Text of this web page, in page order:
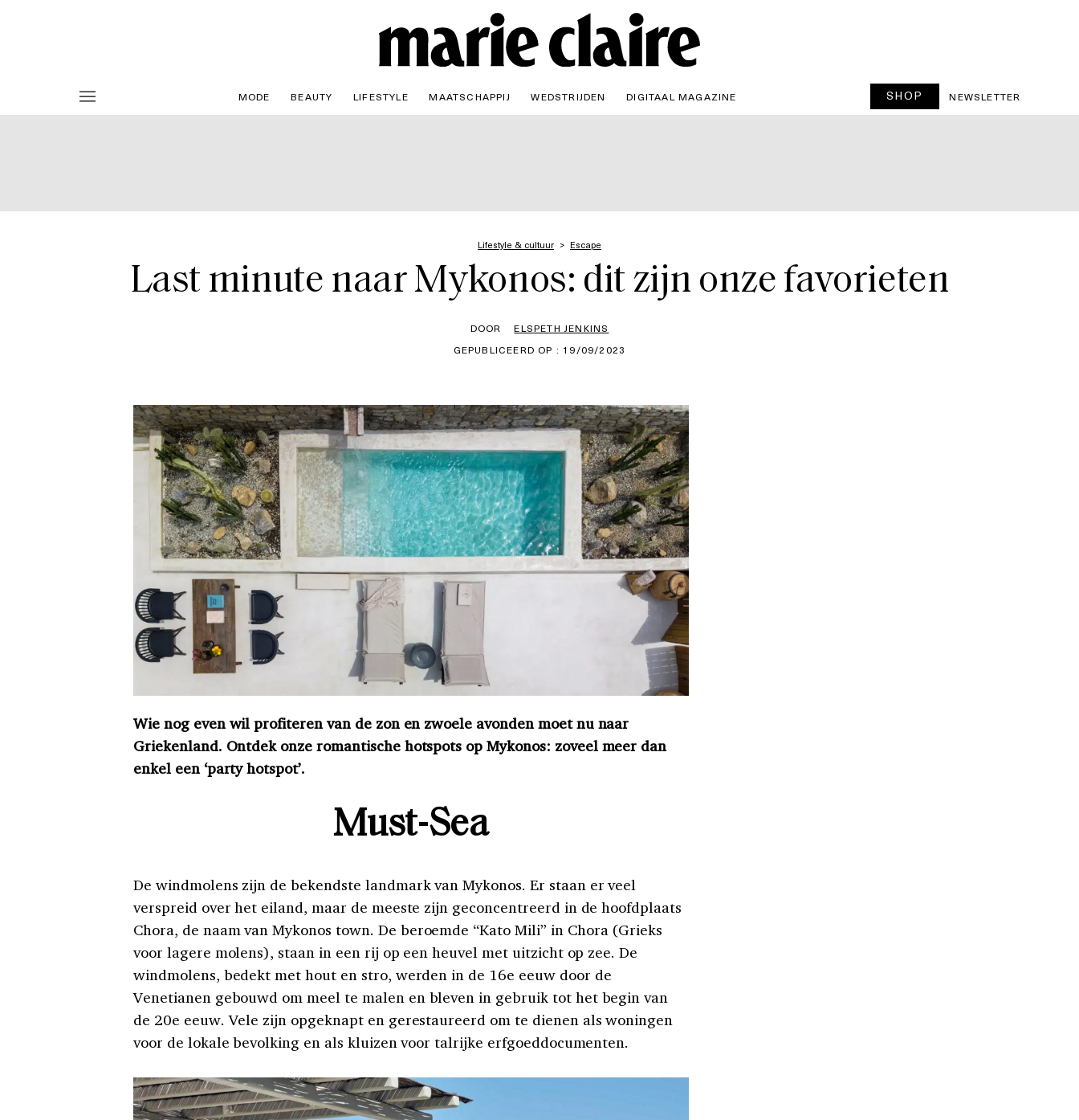
MODE BEAUTY LIFESTYLE MAATSCHAPPIJ WEDSTRIJDEN DIGITAAL MAGAZINE SHOP NEWSLETTER
Lifestyle & cultuur Escape
Last minute naar Mykonos: dit zijn onze favorieten
DOOR
ELSPETH JENKINS
GEPUBLICEERD OP : 19/09/2023
Wie nog even wil profiteren van de zon en zwoele avonden moet nu naar
Griekenland. Ontdek onze romantische hotspots op Mykonos: zoveel meer dan
enkel een ‘party hotspot’.
Must-Sea
De windmolens zijn de bekendste landmark van Mykonos. Er staan er veel
verspreid over het eiland, maar de meeste zijn geconcentreerd in de hoofdplaats
Chora, de naam van Mykonos town. De beroemde “Kato Mili” in Chora (Grieks
voor lagere molens), staan in een rij op een heuvel met uitzicht op zee. De
windmolens, bedekt met hout en stro, werden in de 16e eeuw door de
Venetianen gebouwd om meel te malen en bleven in gebruik tot het begin van
de 20e eeuw. Vele zijn opgeknapt en gerestaureerd om te dienen als woningen
voor de lokale bevolking en als kluizen voor talrijke erfgoeddocumenten.